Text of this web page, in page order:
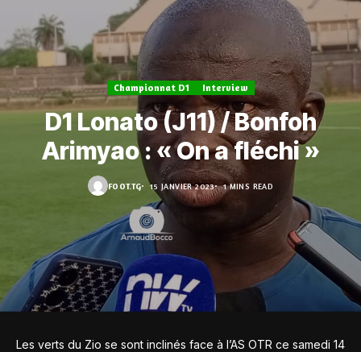
Championnat D1 Interview
D1 Lonato (J11) / Bonfoh
Arimyao : « On a fléchi »
FOOT.TG 15 JANVIER 2023 1 MINS READ
Les verts du Zio se sont inclinés face à l’AS OTR ce samedi 14